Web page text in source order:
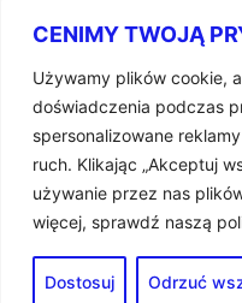
CENIMY TWOJĄ
Używamy plików cookie,
doświadczenia podczas
spersonalizowane
ruch. Klikając „Akceptuj
używanie przez nas
więcej, sprawdź naszą
Dostosuj Odrzuć
DOBRA AGENCJA
+48 604 271 998